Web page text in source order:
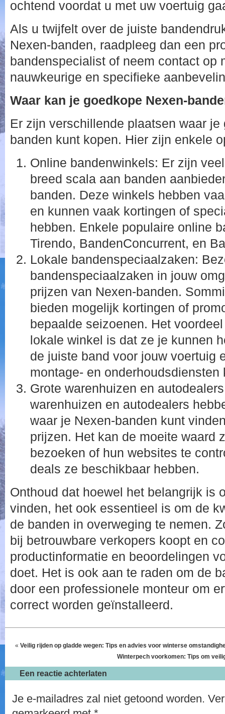
ochtend voordat u met uw voertuig
Als u twijfelt over de juiste
Nexen-banden, raadpleeg dan een
bandenspecialist of neem contact op
nauwkeurige en specifieke
Waar kan je goedkope Nexen-
Er zijn verschillende plaatsen waar je
banden kunt kopen. Hier zijn enkele
Online bandenwinkels: Er zijn
breed scala aan banden
banden. Deze winkels hebben
en kunnen vaak kortingen of
hebben. Enkele populaire online
Tirendo, BandenConcurrent, en
Lokale bandenspeciaalzaken:
bandenspeciaalzaken in jouw
prijzen van Nexen-banden.
bieden mogelijk kortingen of
bepaalde seizoenen. Het
lokale winkel is dat ze je kunnen
de juiste band voor jouw voertuig
montage- en onderhoudsdiensten
Grote warenhuizen en
warenhuizen en autodealers
waar je Nexen-banden kunt
prijzen. Het kan de moeite waard
bezoeken of hun websites te
deals ze beschikbaar hebben.
Onthoud dat hoewel het belangrijk is
vinden, het ook essentieel is om de
de banden in overweging te nemen.
bij betrouwbare verkopers koopt en
productinformatie en beoordelingen
doet. Het is ook aan te raden om de
door een professionele monteur om
correct worden geïnstalleerd.
« Veilig rijden op gladde wegen: Tips en advies voor winterse
Winterpech voorkomen: Tips om
Een reactie achterlaten
Je e-mailadres zal niet getoond worden.